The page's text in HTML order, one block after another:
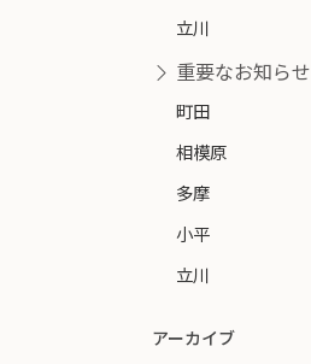
立川
重要なお知らせ
町田
相模原
多摩
小平
立川
アーカイブ